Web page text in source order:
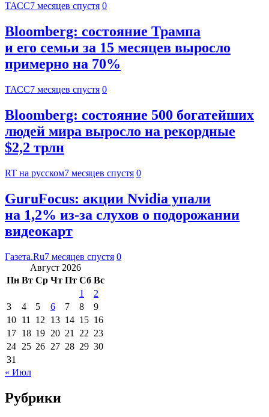
ТАСС7 месяцев спустя 0
Bloomberg: состояние Трампа
и его семьи за 15 месяцев выросло
примерно на 70%
ТАСС7 месяцев спустя 0
Bloomberg: состояние 500 богатейших
людей мира выросло на рекордные
$2,2 трлн
RT на русском7 месяцев спустя 0
GuruFocus: акции Nvidia упали
на 1,2% из-за слухов о подорожании
видеокарт
Газета.Ru7 месяцев спустя 0
Август 2026
Пн Вт Ср Чт Пт Сб Вс
1
2
3
4 5 6 7 8
9
10 11 12 13 14 15 16
17 18 19 20 21 22 23
24 25 26 27 28 29 30
31
« Июл
Рубрики